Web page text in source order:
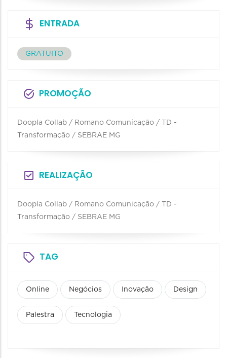
ENTRADA
GRATUITO
PROMOÇÃO
Doopla Collab / Romano Comunicação / TD -
Transformação / SEBRAE MG
REALIZAÇÃO
Doopla Collab / Romano Comunicação / TD -
Transformação / SEBRAE MG
TAG
Online Negócios Inovação Design
Palestra Tecnologia